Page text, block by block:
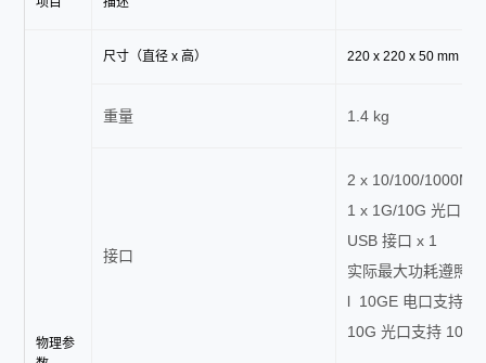
物理参
尺寸（直径 x 高） 220 x 220 x 50 mm
重量 1.4 kg
接口
2 x 10/100/1000M/
1 x 1G/10G 光口
USB 接口 x 1
实际最大功耗遵照
l 10GE 电口支持
10G 光口支持 10G